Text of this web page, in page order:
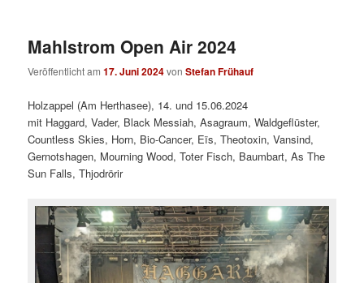
Mahlstrom Open Air 2024
Veröffentlicht am17. Juni 2024vonStefan Frühauf
Holzappel (Am Herthasee), 14. und 15.06.2024
mit Haggard, Vader, Black Messiah, Asagraum, Waldgeflüster,
Countless Skies, Horn, Bio-Cancer, Eïs, Theotoxin, Vansind,
Gernotshagen, Mourning Wood, Toter Fisch, Baumbart, As The
Sun Falls, Thjodrörir